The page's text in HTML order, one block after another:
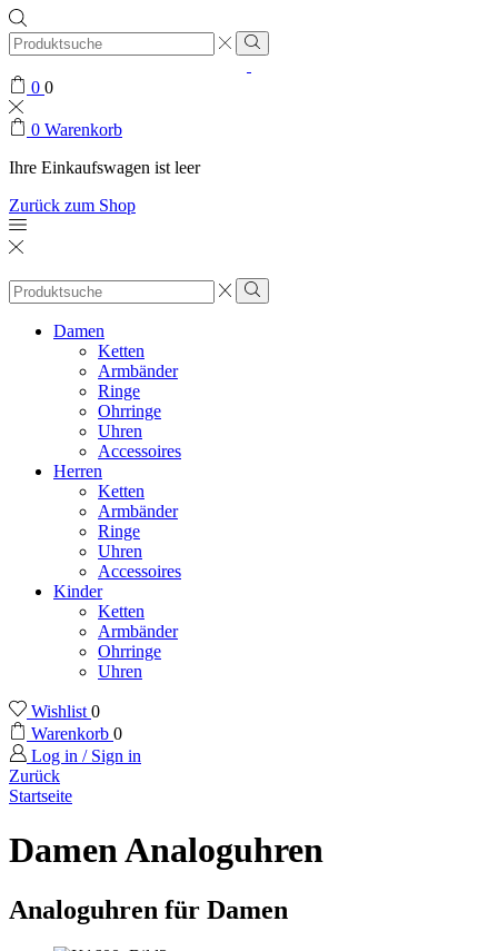
0 0
0 Warenkorb
Ihre Einkaufswagen ist leer
Zurück zum Shop
Damen
Ketten
Armbänder
Ringe
Ohrringe
Uhren
Accessoires
Herren
Ketten
Armbänder
Ringe
Uhren
Accessoires
Kinder
Ketten
Armbänder
Ohrringe
Uhren
Wishlist 0
Warenkorb 0
Log in / Sign in
Zurück
Startseite
Damen Analoguhren
Analoguhren für Damen